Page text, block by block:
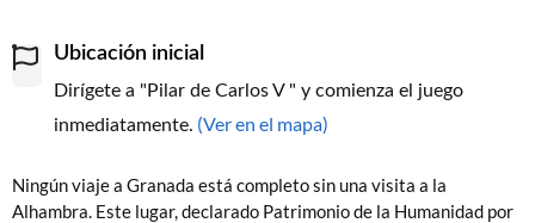
Ubicación inicial
Dirígete a "Pilar de Carlos V " y comienza el juego
inmediatamente. (Ver en el mapa)
Ningún viaje a Granada está completo sin una visita a la
Alhambra. Este lugar, declarado Patrimonio de la Humanidad por